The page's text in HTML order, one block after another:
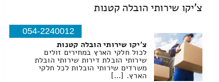
צ'יקו שירותי הובלה קטנות
054-2240012
צ'יקו שירותי הובלה קטנות
לכול חלקי הארץ במחירים זולים
שירותי הובלת דירות שירותי הובלת
משרדים שירותי הובלות לכל חלקי
הארץ. […]